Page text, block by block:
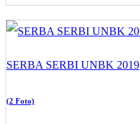
SERBA SERBI UNBK 2019
(2 Foto)